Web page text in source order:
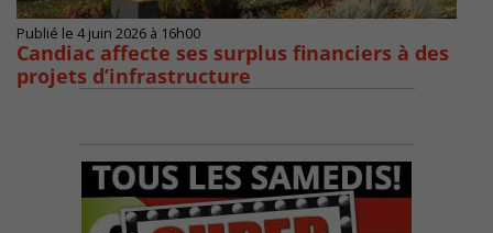
Publié le 4 juin 2026 à 16h00
Candiac affecte ses surplus financiers à des
projets d’infrastructure